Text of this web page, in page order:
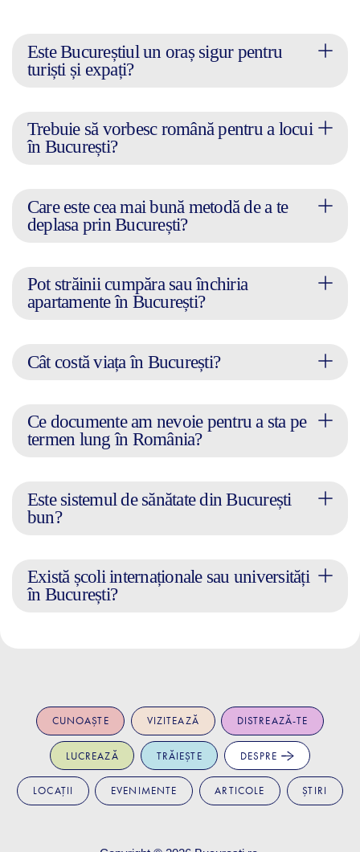
Este Bucureștiul un oraș sigur pentru
turiști și expați?
Trebuie să vorbesc română pentru a locui
în București?
Care este cea mai bună metodă de a te
deplasa prin București?
Pot străinii cumpăra sau închiria
apartamente în București?
Cât costă viața în București?
Ce documente am nevoie pentru a sta pe
termen lung în România?
Este sistemul de sănătate din București
bun?
Există școli internaționale sau universități
în București?
CUNOAȘTE VIZITEAZĂ DISTREAZĂ-TE
LUCREAZĂ TRĂIEȘTE DESPRE
LOCAȚII EVENIMENTE ARTICOLE ȘTIRI